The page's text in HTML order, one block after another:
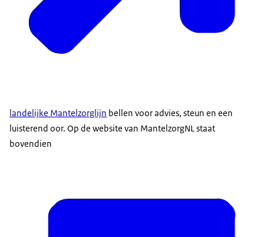
landelijke Mantelzorglijn bellen voor advies, steun en een
luisterend oor. Op de website van MantelzorgNL staat
bovendien